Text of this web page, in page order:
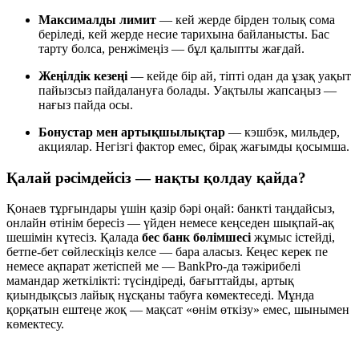
Максималды лимит — кей жерде бірден толық сома
беріледі, кей жерде несие тарихына байланысты. Бас
тарту болса, ренжімеңіз — бұл қалыпты жағдай.
Жеңілдік кезеңі — кейде бір ай, тіпті одан да ұзақ уақыт
пайызсыз пайдалануға болады. Уақтылы жапсаңыз —
нағыз пайда осы.
Бонустар мен артықшылықтар — кэшбэк, мильдер,
акциялар. Негізгі фактор емес, бірақ жағымды қосымша.
Қалай рәсімдейсіз — нақты қолдау қайда?
Қонаев тұрғындары үшін қазір бәрі оңай: банкті таңдайсыз,
онлайн өтінім бересіз — үйден немесе кеңседен шықпай-ақ
шешімін күтесіз. Қалада бес банк бөлімшесі жұмыс істейді,
бетпе-бет сөйлескіңіз келсе — бара аласыз. Кеңес керек пе
немесе ақпарат жетіспей ме — BankPro-да тәжірибелі
мамандар жеткілікті: түсіндіреді, бағыттайды, артық
қиындықсыз лайық нұсқаны табуға көмектеседі. Мұнда
қорқатын ештеңе жоқ — мақсат «өнім өткізу» емес, шынымен
көмектесу.